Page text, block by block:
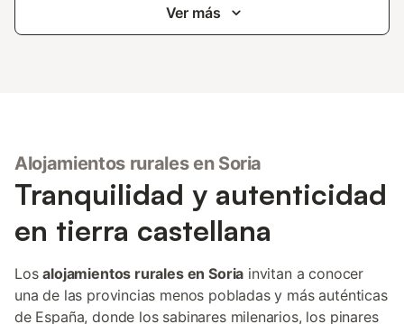
Ver más
Alojamientos rurales en Soria
Tranquilidad y autenticidad
en tierra castellana
Losalojamientos rurales en Soria invitan a conocer
una de las provincias menos pobladas y más auténticas
de España, donde los sabinares milenarios, los pinares